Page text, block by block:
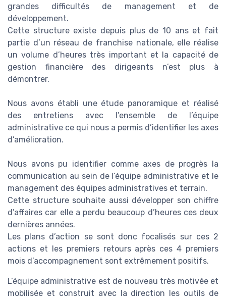
grandes difficultés de management et de
développement.
Cette structure existe depuis plus de 10 ans et fait
partie d’un réseau de franchise nationale, elle réalise
un volume d’heures très important et la capacité de
gestion financière des dirigeants n’est plus à
démontrer.
Nous avons établi une étude panoramique et réalisé
des entretiens avec l’ensemble de l’équipe
administrative ce qui nous a permis d’identifier les axes
d’amélioration.
Nous avons pu identifier comme axes de progrès la
communication au sein de l’équipe administrative et le
management des équipes administratives et terrain.
Cette structure souhaite aussi développer son chiffre
d’affaires car elle a perdu beaucoup d’heures ces deux
dernières années.
Les plans d’action se sont donc focalisés sur ces 2
actions et les premiers retours après ces 4 premiers
mois d’accompagnement sont extrêmement positifs.
L’équipe administrative est de nouveau très motivée et
mobilisée et construit avec la direction les outils de